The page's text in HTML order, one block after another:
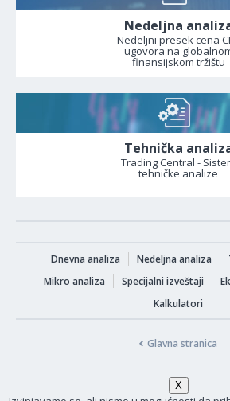
Nedeljna
Nedeljni presek cena
ugovora na
finansijskom tržištu
Tehnička
Trading Central -
tehničke analize
Dnevna analiza Nedeljna analiza
Mikro analiza
Specijalni izveštaji
Kalkulatori
Glavna stranica